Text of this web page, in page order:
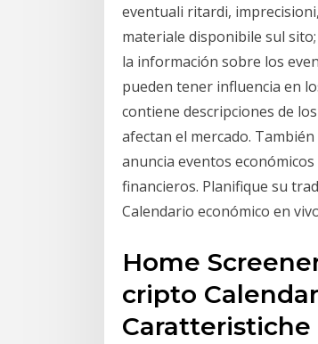
eventuali ritardi,
materiale disponibile sul
la información sobre los
pueden tener influencia en
contiene descripciones de
afectan el mercado.
anuncia eventos
financieros. Planifique su
Calendario económico en
Home
cripto
Caratteristiche